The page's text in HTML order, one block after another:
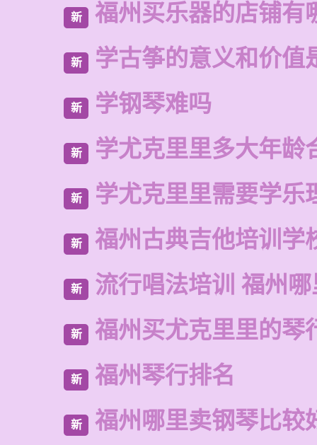
新 福州买乐器的店铺有
新 学古筝的意义和价值
新 学钢琴难吗
新 学尤克里里多大年龄
新 学尤克里里需要学乐
新 福州古典吉他培训学
新 流行唱法培训 福州
新 福州买尤克里里的琴
新 福州琴行排名
新 福州哪里卖钢琴比较